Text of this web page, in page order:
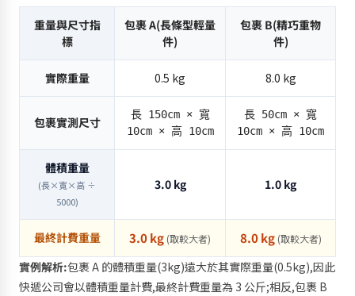
重量與尺寸指
標
包裹 A(長條型輕量
件)
包裹 B(精巧重物
件)
實際重量 0.5 kg 8.0 kg
包裹實測尺寸
長 150cm × 寬
10cm × 高 10cm
長 50cm × 寬
10cm × 高 10cm
體積重量
(長×寬×高 ÷
5000)
3.0 kg 1.0 kg
最終計費重量 3.0 kg (取較大者) 8.0 kg (取較大者)
實例解析:包裹 A 的體積重量(3kg)遠大於其實際重量(0.5kg),因此
快遞公司會以體積重量計費,最終計費重量為 3 公斤;相反,包裹 B